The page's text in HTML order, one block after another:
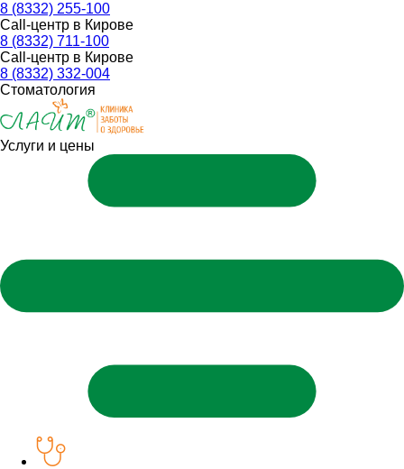
8 (8332) 255-100
Call-центр в Кирове
8 (8332) 711-100
Call-центр в Кирове
8 (8332) 332-004
Стоматология
Услуги и цены